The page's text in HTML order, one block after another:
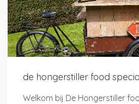
de hongerstiller food
Welkom bij De Hongerstiller